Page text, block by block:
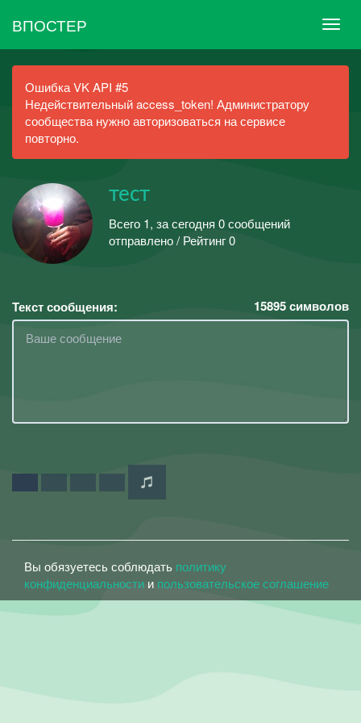
ВПОСТЕР
Ошибка VK API #5
Недействительный access_token! Администратору
сообщества нужно авторизоваться на сервисе
повторно.
тест
Всего 1, за сегодня 0 сообщений
отправлено / Рейтинг 0
Текст сообщения: 15895символов
Вы обязуетесь соблюдать политику
конфиденциальности и пользовательское соглашение